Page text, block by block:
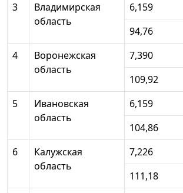
3
Владимирская
область
6,159
94,76
4
Воронежская
область
7,390
109,92
5
Ивановская
область
6,159
104,86
6
Калужская
область
7,226
111,18